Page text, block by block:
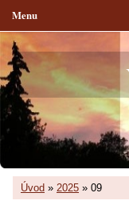
Úvod » 2025 » 09
Menu